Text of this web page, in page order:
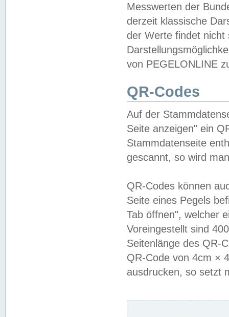
Messwerten der
derzeit klassische
der Werte findet
von PEGELONLINE
QR-Codes
Auf der
Seite anzeigen" ein
Stammdatenseite
gescannt, so wird
QR-Codes können
Seite eines Pegels
Tab öffnen", welcher
Voreingestellt sind
Seitenlänge des QR-
QR-Code von 4cm ×
ausdrucken, so setzt